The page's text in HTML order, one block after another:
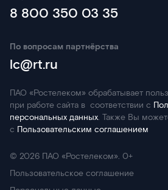
8 800 350 03 35
По вопросам партнёрства
lc@rt.ru
ПАО «Ростелеком» обрабатывает
при работе сайта в соответствии с
персональных данных. Также Вы
с Пользовательским соглашением
© 2026 ПАО «Ростелеком». 0+
Пользовательское соглашение